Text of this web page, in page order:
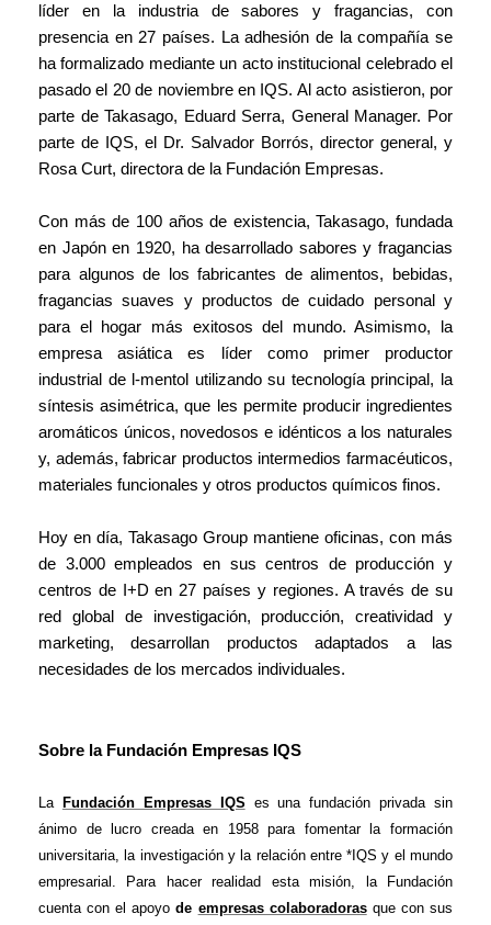
líder en la industria de sabores y fragancias, con
presencia en 27 países. La adhesión de la compañía se
ha formalizado mediante un acto institucional celebrado el
pasado el 20 de noviembre en IQS. Al acto asistieron, por
parte de Takasago, Eduard Serra, General Manager. Por
parte de IQS, el Dr. Salvador Borrós, director general, y
Rosa Curt, directora de la Fundación Empresas.
Con más de 100 años de existencia, Takasago, fundada
en Japón en 1920, ha desarrollado sabores y fragancias
para algunos de los fabricantes de alimentos, bebidas,
fragancias suaves y productos de cuidado personal y
para el hogar más exitosos del mundo. Asimismo, la
empresa asiática es líder como primer productor
industrial de l-mentol utilizando su tecnología principal, la
síntesis asimétrica, que les permite producir ingredientes
aromáticos únicos, novedosos e idénticos a los naturales
y, además, fabricar productos intermedios farmacéuticos,
materiales funcionales y otros productos químicos finos.
Hoy en día, Takasago Group mantiene oficinas, con más
de 3.000 empleados en sus centros de producción y
centros de I+D en 27 países y regiones. A través de su
red global de investigación, producción, creatividad y
marketing, desarrollan productos adaptados a las
necesidades de los mercados individuales.
Sobre la Fundación Empresas IQS
La Fundación Empresas IQS es una fundación privada sin
ánimo de lucro creada en 1958 para fomentar la formación
universitaria, la investigación y la relación entre *IQS y el mundo
empresarial. Para hacer realidad esta misión, la Fundación
cuenta con el apoyode empresas colaboradoras que con sus